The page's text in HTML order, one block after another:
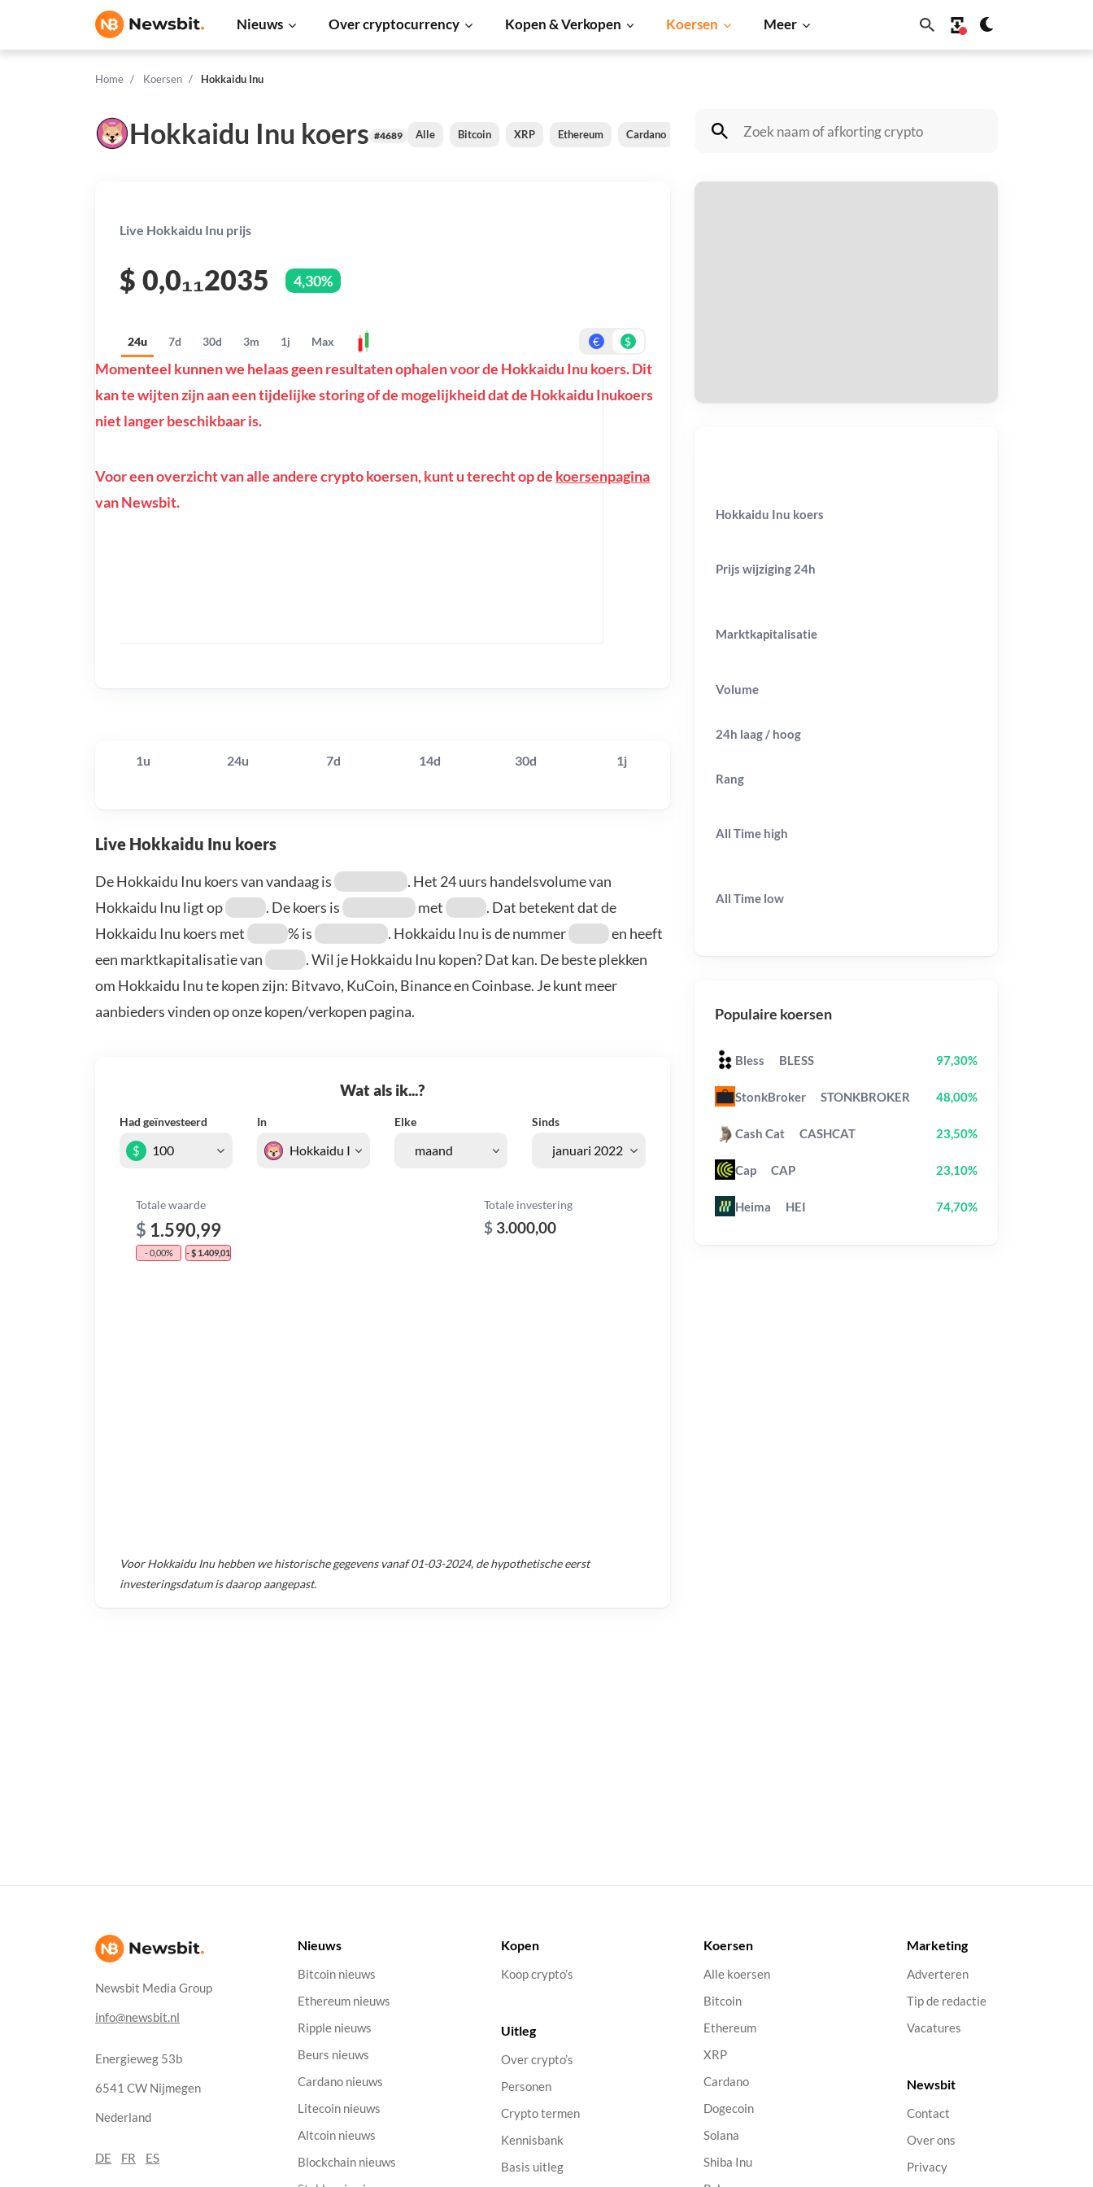
Nieuws Over cryptocurrency Kopen & Verkopen Koersen Meer
Home Koersen Hokkaidu Inu
Hokkaidu Inu koers #4689 Alle Bitcoin XRP Ethereum Cardano Shiba Inu Dogecoin Solana BNB
Live Hokkaidu Inu prijs
$ 0,0₁₁2035 4,30%
24u 7d 30d 3m 1j Max € $
Momenteel kunnen we helaas geen resultaten ophalen voor de Hokkaidu Inu koers. Dit
kan te wijten zijn aan een tijdelijke storing of de mogelijkheid dat de Hokkaidu Inukoers
niet langer beschikbaar is.
Voor een overzicht van alle andere crypto koersen, kunt u terecht op de koersenpagina
van Newsbit.
1u 24u 7d 14d 30d 1j
Live Hokkaidu Inu koers
De Hokkaidu Inu koers van vandaag is
. Het 24 uurs handelsvolume van
Hokkaidu Inu ligt op
. De koers is met
. Dat betekent dat de
Hokkaidu Inu koers met
% is . Hokkaidu Inu is de nummer
en heeft
een marktkapitalisatie van
. Wil je Hokkaidu Inu kopen? Dat kan. De beste plekken
om Hokkaidu Inu te kopen zijn: Bitvavo, KuCoin, Binance en Coinbase. Je kunt meer
aanbieders vinden op onze kopen/verkopen pagina.
Wat als ik...?
Had geïnvesteerd In Elke Sinds
$
Totale waarde
$ 1.590,99
- 0,00% - $ 1.409,01
Totale investering
$ 3.000,00
VoorHokkaidu Inuhebben we historische gegevens vanaf01-03-2024, de hypothetische eerst
investeringsdatum is daarop aangepast.
Hokkaidu Inu koers
Prijs wijziging 24h
Marktkapitalisatie
Volume
24h laag / hoog
Rang
All Time high
All Time low
Populaire koersen
Bless BLESS 97,30%
StonkBroker STONKBROKER 48,00%
Cash Cat CASHCAT 23,50%
Cap CAP 23,10%
Heima HEI 74,70%
Newsbit Media Group
info@newsbit.nl
Energieweg 53b
6541 CW Nijmegen
Nederland
DE FR ES
Nieuws
Bitcoin nieuws
Ethereum nieuws
Ripple nieuws
Beurs nieuws
Cardano nieuws
Litecoin nieuws
Altcoin nieuws
Blockchain nieuws
Kopen
Koop crypto’s
Uitleg
Over crypto’s
Personen
Crypto termen
Kennisbank
Basis uitleg
Koersen
Alle koersen
Bitcoin
Ethereum
XRP
Cardano
Dogecoin
Solana
Shiba Inu
Marketing
Adverteren
Tip de redactie
Vacatures
Newsbit
Contact
Over ons
Privacy